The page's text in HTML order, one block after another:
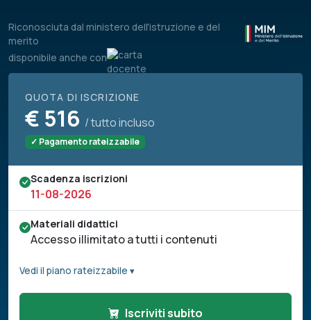
Riconosciuta dal ministero dell'istruzione e del
merito
disponibile anche con
QUOTA DI ISCRIZIONE
€ 516 / tutto incluso
✓ Pagamento rateizzabile
Scadenza iscrizioni
11-08-2026
Materiali didattici
Accesso illimitato a tutti i contenuti
Vedi il piano rateizzabile ▾
Iscriviti subito